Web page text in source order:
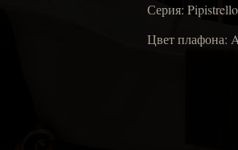
Серия: Pipistrello
Цвет плафона: